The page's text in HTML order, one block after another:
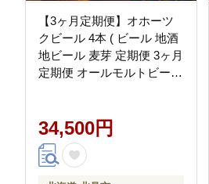
【3ヶ月定期便】オホーツ
クビール 4本 ( ビール 地酒
地ビール 麦芽 定期便 3ヶ月
定期便 オールモルトビール
34,500円